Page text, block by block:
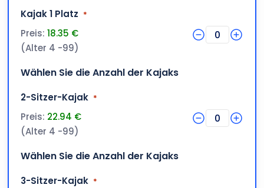
Kajak 1 Platz Menge
*
Preis: 18.35 € 0
(Alter 4 -99)
Wählen Sie die Anzahl der Kajaks
2-Sitzer-Kajak Menge
*
Preis: 22.94 € 0
(Alter 4 -99)
Wählen Sie die Anzahl der Kajaks
3-Sitzer-Kajak Menge
*